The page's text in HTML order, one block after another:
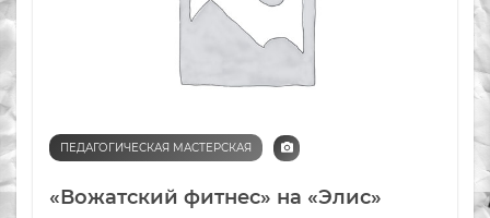
ПЕДАГОГИЧЕСКАЯ МАСТЕРСКАЯ
«Вожатский фитнес» на «Элис»